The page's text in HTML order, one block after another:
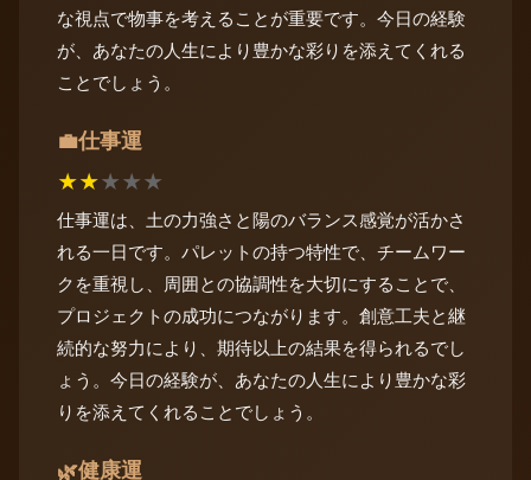
な視点で物事を考えることが重要です。今日の経験
が、あなたの人生により豊かな彩りを添えてくれる
ことでしょう。
💼仕事運
★★★★★
仕事運は、土の力強さと陽のバランス感覚が活かさ
れる一日です。パレットの持つ特性で、チームワー
クを重視し、周囲との協調性を大切にすることで、
プロジェクトの成功につながります。創意工夫と継
続的な努力により、期待以上の結果を得られるでし
ょう。今日の経験が、あなたの人生により豊かな彩
りを添えてくれることでしょう。
🌿健康運